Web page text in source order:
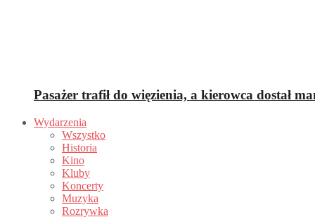
Pasażer trafił do więzienia, a kierowca dostał
Wydarzenia
Wszystko
Historia
Kino
Kluby
Koncerty
Muzyka
Rozrywka